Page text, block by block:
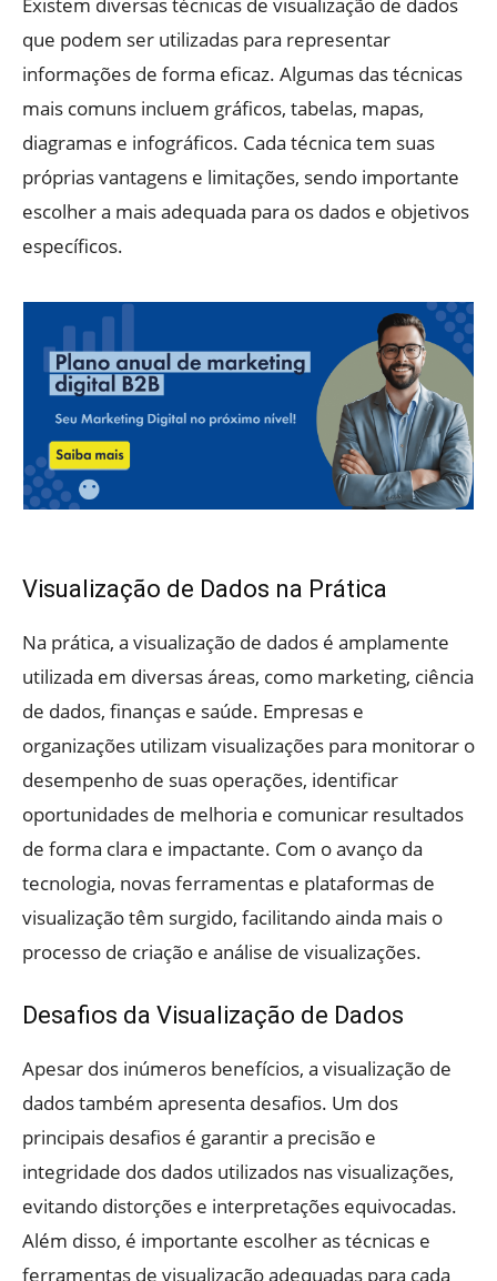
que podem ser utilizadas para representar
informações de forma eficaz. Algumas das técnicas
mais comuns incluem gráficos, tabelas, mapas,
diagramas e infográficos. Cada técnica tem suas
próprias vantagens e limitações, sendo importante
escolher a mais adequada para os dados e objetivos
específicos.
Visualização de Dados na Prática
Na prática, a visualização de dados é amplamente
utilizada em diversas áreas, como marketing, ciência
de dados, finanças e saúde. Empresas e
organizações utilizam visualizações para monitorar o
desempenho de suas operações, identificar
oportunidades de melhoria e comunicar resultados
de forma clara e impactante. Com o avanço da
tecnologia, novas ferramentas e plataformas de
visualização têm surgido, facilitando ainda mais o
processo de criação e análise de visualizações.
Desafios da Visualização de Dados
Apesar dos inúmeros benefícios, a visualização de
dados também apresenta desafios. Um dos
principais desafios é garantir a precisão e
integridade dos dados utilizados nas visualizações,
evitando distorções e interpretações equivocadas.
Além disso, é importante escolher as técnicas e
ferramentas de visualização adequadas para cada